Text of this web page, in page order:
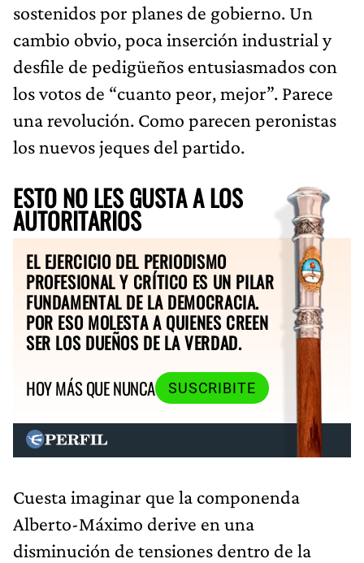
sostenidos por planes de gobierno. Un
cambio obvio, poca inserción industrial y
desfile de pedigüeños entusiasmados con
los votos de “cuanto peor, mejor”. Parece
una revolución. Como parecen peronistas
los nuevos jeques del partido.
ESTO NO LES GUSTA A LOS
AUTORITARIOS
EL EJERCICIO DEL PERIODISMO
PROFESIONAL Y CRÍTICO ES UN PILAR
FUNDAMENTAL DE LA DEMOCRACIA.
POR ESO MOLESTA A QUIENES CREEN
SER LOS DUEÑOS DE LA VERDAD.
HOY MÁS QUE NUNCA
SUSCRIBITE
Cuesta imaginar que la componenda
Alberto-Máximo derive en una
disminución de tensiones dentro de la